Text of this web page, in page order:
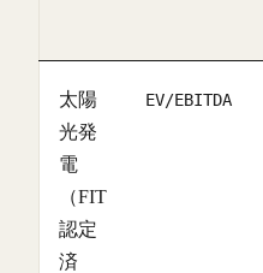
太陽
光発
電
（FIT
認定
済
EV/EBITDA